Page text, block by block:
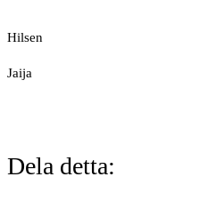
Hilsen
Jaija
Dela detta: